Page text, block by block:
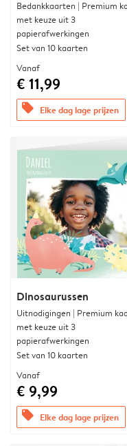
Bedankkaarten | Premium
met keuze uit 3
papierafwerkingen
Set van 10 kaarten
Vanaf
€ 11,99
offers Elke dag lage prijzen
Dinosaurussen
Uitnodigingen | Premium
met keuze uit 3
papierafwerkingen
Set van 10 kaarten
Vanaf
€ 9,99
offers Elke dag lage prijzen